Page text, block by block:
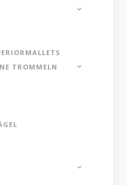
TROMMELN